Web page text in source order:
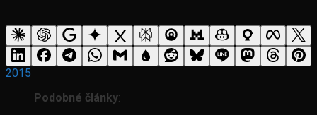
2015
Podobné články: